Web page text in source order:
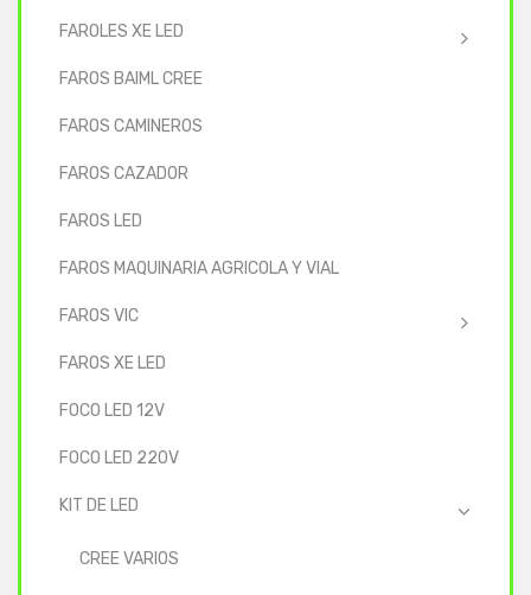
FAROLES XE LED
FAROS BAIML CREE
FAROS CAMINEROS
FAROS CAZADOR
FAROS LED
FAROS MAQUINARIA AGRICOLA Y VIAL
FAROS VIC
FAROS XE LED
FOCO LED 12V
FOCO LED 220V
KIT DE LED
CREE VARIOS